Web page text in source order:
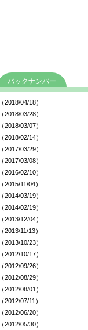
バックナンバー
（2018/04/18）
（2018/03/28）
（2018/03/07）
（2018/02/14）
（2017/03/29）
（2017/03/08）
（2016/02/10）
（2015/11/04）
（2014/03/19）
（2014/02/19）
（2013/12/04）
（2013/11/13）
（2013/10/23）
（2012/10/17）
（2012/09/26）
（2012/08/29）
（2012/08/01）
（2012/07/11）
（2012/06/20）
（2012/05/30）